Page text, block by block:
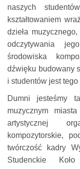
naszych
kształtowaniem
dzieła
odczytywania
środowiska
dźwięku budowany
i studentów jest
Dumni jesteśmy
muzycznym
artystycznej
kompozytorskie,
twórczość kadry
Studenckie Koło